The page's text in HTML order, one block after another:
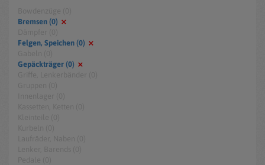
Bremsen (0)
Felgen, Speichen (0)
Gepäckträger (0)